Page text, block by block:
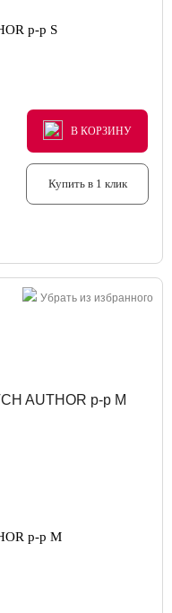
р-р S
В КОРЗИНУ
В КОРЗИНУ
В КОРЗИНУ
Купить в 1 клик
Убрать из избранного
р-р M